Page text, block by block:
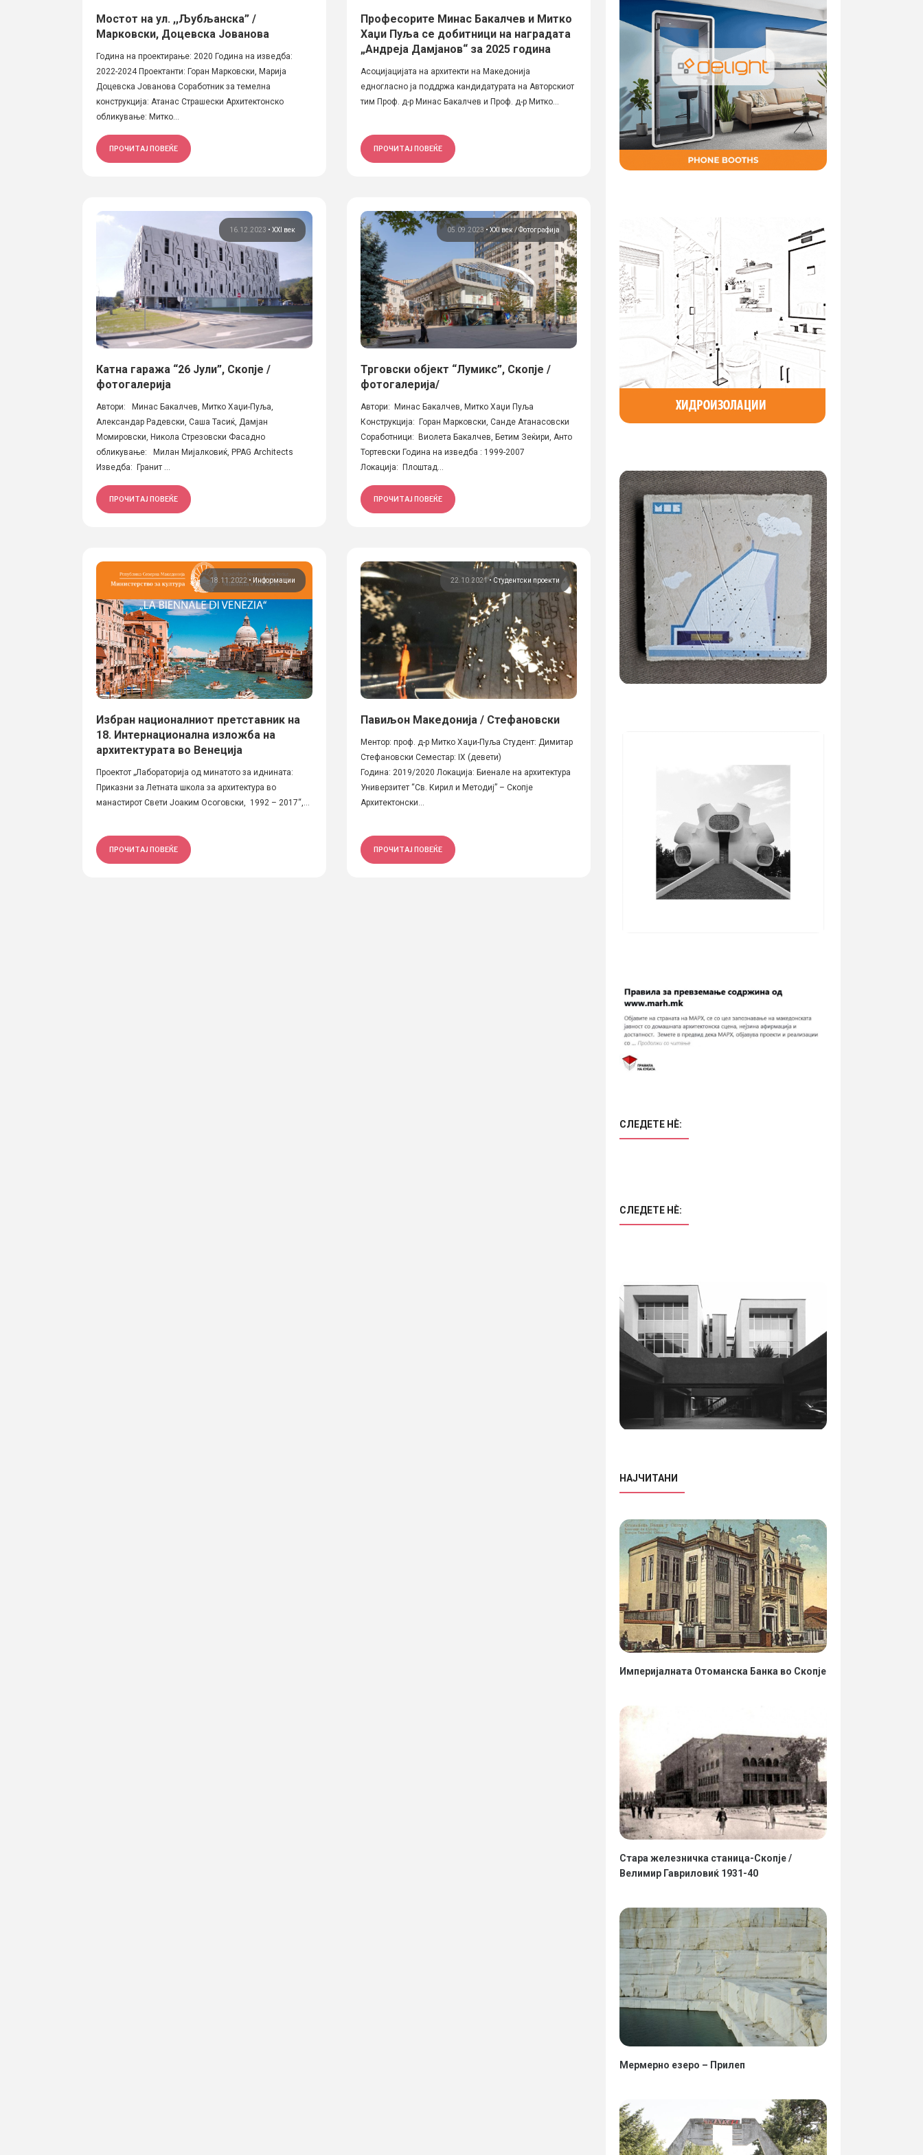
Мостот на ул. ,,Љубљанска” /
Марковски, Доцевска Јованова
Година на проектирање: 2020 Година на изведба:
2022-2024 Проектанти: Горан Марковски, Марија
Доцевска Јованова Соработник за темелна
конструкција: Атанас Страшески Архитектонско
обликување: Митко...
ПРОЧИТАЈ ПОВЕЌЕ
Професорите Минас Бакалчев и Митко
Хаџи Пуља се добитници на наградата
„Андреја Дамјанов“ за 2025 година
Асоцијацијата на архитекти на Македонија
едногласно ја поддржа кандидатурата на Авторскиот
тим Проф. д-р Минас Бакалчев и Проф. д-р Митко...
ПРОЧИТАЈ ПОВЕЌЕ
16.12.2023 •XXI век
Катна гаража “26 Јули”, Скопје /
фотогалерија
Автори: Минас Бакалчев, Митко Хаџи-Пуља,
Александар Радевски, Саша Тасиќ, Дамјан
Момировски, Никола Стрезовски Фасадно
обликување: Милан Мијалковиќ, PPAG Architects
Изведба: Гранит ...
ПРОЧИТАЈ ПОВЕЌЕ
05.09.2023• XXI век Фотографија
Трговски објект “Лумикс”, Скопје /
фотогалерија/
Автори: Минас Бакалчев, Митко Хаџи Пуља
Конструкција: Горан Марковски, Санде Атанасовски
Соработници: Виолета Бакалчев, Бетим Зеќири, Анто
Тортевски Година на изведба : 1999-2007
Локација: Плоштад...
ПРОЧИТАЈ ПОВЕЌЕ
18.11.2022 • Информации
Избран националниот претставник на
18. Интернационална изложба на
архитектурата во Венеција
Проектот „Лабораторија од минатото за иднината:
Приказни за Летната школа за архитектура во
манастирот Свети Јоаким Осоговски, 1992 – 2017“,...
ПРОЧИТАЈ ПОВЕЌЕ
22.10.2021• Студентски проекти
Павиљон Македонија / Стефановски
Ментор: проф. д-р Митко Хаџи-Пуља Студент: Димитар
Стефановски Семестар: IX (девети)
Година: 2019/2020 Локација: Биенале на архитектура
Универзитет “Св. Кирил и Методиј” – Скопје
Архитектонски...
ПРОЧИТАЈ ПОВЕЌЕ
СЛЕДЕТЕ НÈ:
СЛЕДЕТЕ НÈ:
НАЈЧИТАНИ
Империјалната Отоманска Банка во Скопје
Стара железничка станица-Скопје /
Велимир Гавриловиќ 1931-40
Мермерно езеро – Прилеп